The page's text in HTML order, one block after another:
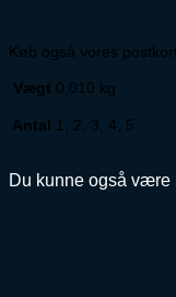
Køb også vores postkort
Vægt 0,010 kg
Antal 1, 2, 3, 4, 5
Du kunne også